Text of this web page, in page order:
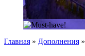
Главная » Дополнения »